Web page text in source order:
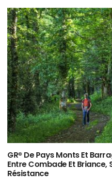
GR® De Pays Monts Et
Entre Combade Et Briance,
Résistance